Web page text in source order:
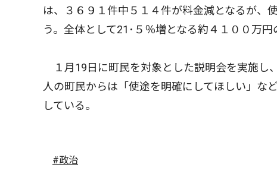
は、３６９１件中５１４件が料金減となるが、
う。全体として21･５％増となる約４１００万円
１月19日に町民を対象とした説明会を実施し
人の町民からは「使途を明確にしてほしい」な
している。
#政治